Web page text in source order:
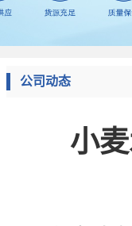
公司动态
小